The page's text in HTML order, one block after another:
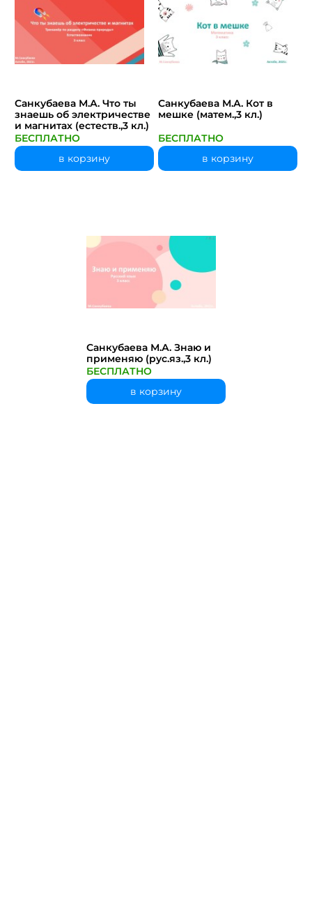
Санкубаева М.А. Что ты
знаешь об электричестве
и магнитах (естеств.,3 кл.)
БЕСПЛАТНО
в корзину
Санкубаева М.А. Кот в
мешке (матем.,3 кл.)
БЕСПЛАТНО
в корзину
Санкубаева М.А. Знаю и
применяю (рус.яз.,3 кл.)
БЕСПЛАТНО
в корзину